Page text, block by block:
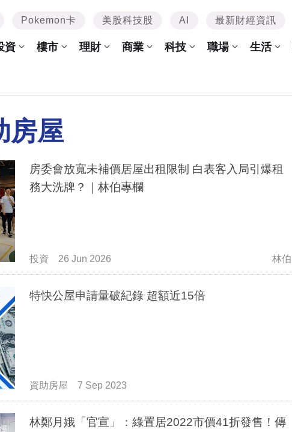
Pokemon卡 美股科技股 AI 最新財經資訊
資 樓市 理財 商業 科技 職場 生活
房屋
房委會放寬未補價居屋出租限制 白表客入局引爆租
務大洗牌？｜林伯專欄
投資 26 Jun 2026 林伯
特快公屋申請量破紀錄 超額近15倍
資助房屋 7 Sep 2023
林鄭月娥「官宣」：綠置居2022市價41折發售！傳